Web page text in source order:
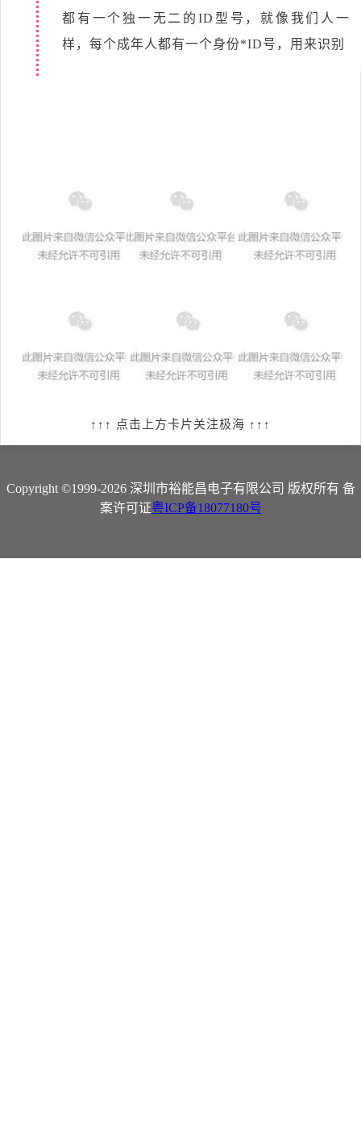
都有一个独一无二的ID型号，就像我们人一
样，每个成年人都有一个身份*ID号，用来识别
↑↑↑ 点击上方卡片关注极海 ↑↑↑
Copyright ©1999-2026 深圳市裕能昌电子有限公司 版权所有 备
案许可证粤ICP备18077180号